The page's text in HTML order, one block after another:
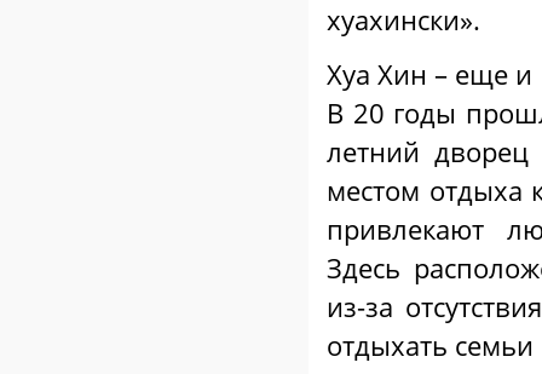
хуахински».
Хуа Хин – еще
В 20 годы
летний дворец
местом отдыха
привлекают
Здесь
из-за
отдыхать семьи